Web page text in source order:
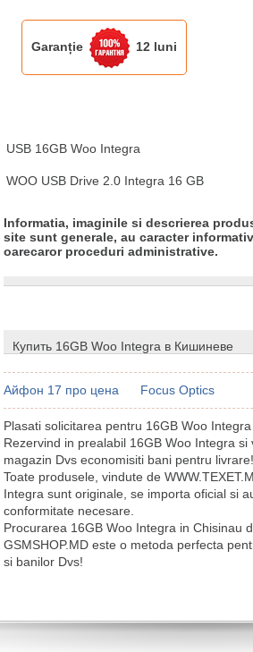
Garanție 12 luni
USB 16GB Woo Integra
WOO USB Drive 2.0 Integra 16 GB
Informatia, imaginile si descrierea
site sunt generale, au caracter
oarecaror proceduri administrative.
Купить 16GB Woo Integra в Кишиневе
Айфон 17 про цена Focus Optics
Plasati solicitarea pentru 16GB Woo
Rezervind in prealabil 16GB Woo Integra si
magazin Dvs economisiti bani pentru livrare!
Toate produsele, vindute de
Integra sunt originale, se importa oficial si
conformitate necesare.
Procurarea 16GB Woo Integra in Chisinau
GSMSHOP.MD este o metoda perfecta
si banilor Dvs!